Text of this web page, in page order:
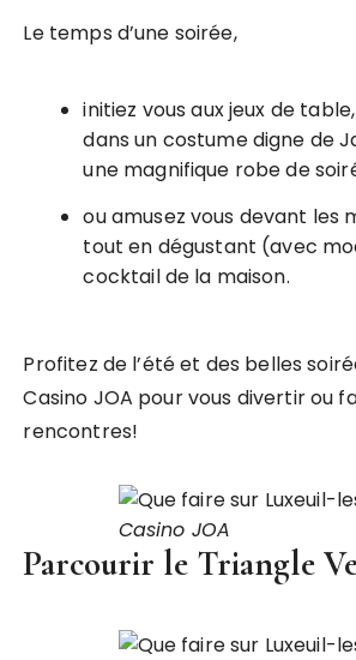
Le temps d’une soirée,
initiez vous aux jeux de
dans un costume digne de
une magnifique robe de
ou amusez vous devant les
tout en dégustant (avec
cocktail de la maison.
Profitez de l’été et des belles
Casino JOA pour vous divertir ou
rencontres!
Casino JOA
Parcourir le Triangle